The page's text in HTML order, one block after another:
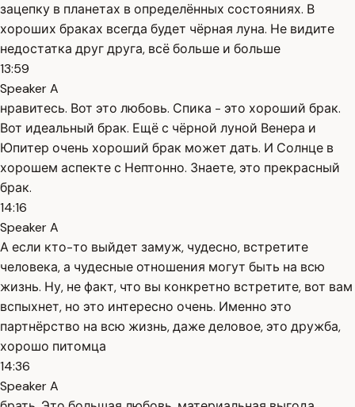
зацепку в планетах в определённых состояниях. В
хороших браках всегда будет чёрная луна. Не видите
недостатка друг друга, всё больше и больше
13:59
Speaker A
нравитесь. Вот это любовь. Спика - это хороший брак.
Вот идеальный брак. Ещё с чёрной луной Венера и
Юпитер очень хороший брак может дать. И Солнце в
хорошем аспекте с Нептонно. Знаете, это прекрасный
брак.
14:16
Speaker A
А если кто-то выйдет замуж, чудесно, встретите
человека, а чудесные отношения могут быть на всю
жизнь. Ну, не факт, что вы конкретно встретите, вот вам
вспыхнет, но это интересно очень. Именно это
партнёрство на всю жизнь, даже деловое, это дружба,
хорошо питомца
14:36
Speaker A